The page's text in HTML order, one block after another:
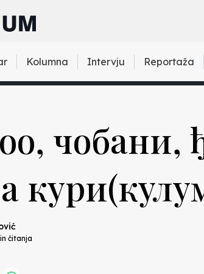
Kolumna Intervju Reportaža
чобани,
čitanja